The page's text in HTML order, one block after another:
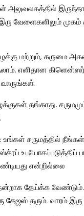
வேளைகளிலும் முகம்
மற்றும், கருமை
எளிதான கிளென்ஸர்
தங்காது. சருமமும்
சருமத்தில்
உபயோகப்படுத்திப்
என்றில்லை
தேய்க்க
தேஜஸ் தரும். வாரம்